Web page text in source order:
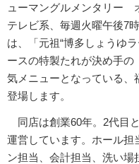
ューマングルメンタリー
テレビ系、毎週火曜午後7
は、「元祖“博多しょうゆ
ースの特製たれが決め手の
気メニューとなっている、
登場します。
同店は創業60年。2代目
運営しています。ホール担
ン担当、会計担当、洗い場